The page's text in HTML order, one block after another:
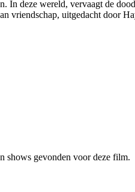
deze wereld, vervaagt de
vriendschap, uitgedacht door
shows gevonden voor deze film.